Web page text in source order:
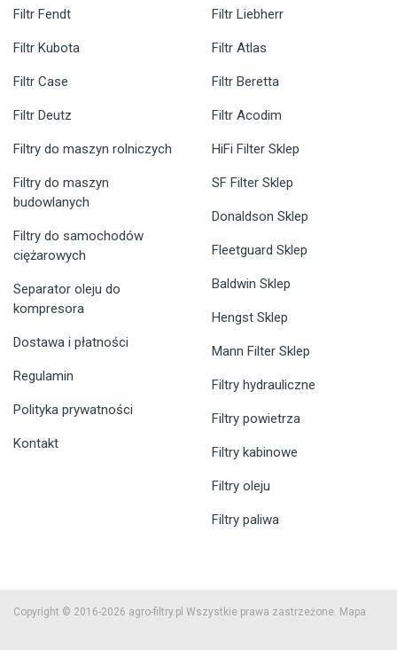
Filtr Fendt
Filtr Kubota
Filtr Case
Filtr Deutz
Filtr Liebherr
Filtr Atlas
Filtr Beretta
Filtr Acodim
Filtry do maszyn rolniczych
Filtry do maszyn
budowlanych
Filtry do samochodów
ciężarowych
Separator oleju do
kompresora
Dostawa i płatności
Regulamin
Polityka prywatności
Kontakt
HiFi Filter Sklep
SF Filter Sklep
Donaldson Sklep
Fleetguard Sklep
Baldwin Sklep
Hengst Sklep
Mann Filter Sklep
Filtry hydrauliczne
Filtry powietrza
Filtry kabinowe
Filtry oleju
Filtry paliwa
Copyright © 2016-2026 agro-filtry.pl Wszystkie prawa zastrzeżone. Mapa